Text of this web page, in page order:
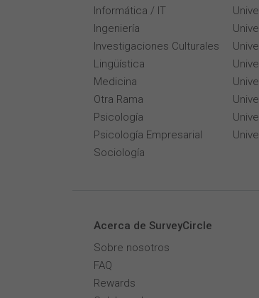
Informática / IT
Ingeniería
Investigaciones Culturales
Lingüística
Medicina
Otra Rama
Psicología
Psicología Empresarial
Sociología
Acerca de SurveyCircle
Sobre nosotros
FAQ
Rewards